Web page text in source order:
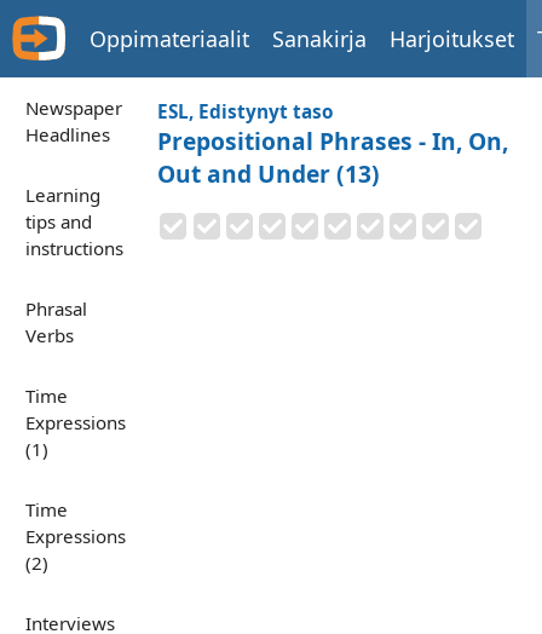
Oppimateriaalit Sanakirja Harjoitukset
Newspaper
Headlines
Learning
tips and
instructions
Phrasal
Verbs
Time
Expressions
(1)
Time
Expressions
(2)
Interviews
ESL, Edistynyt taso
Prepositional Phrases - In, On,
Out and Under (13)